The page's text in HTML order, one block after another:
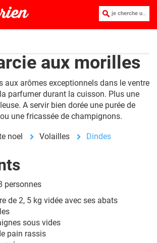
je cherche une recette :
aux morilles
aux arômes exceptionnels dans le ventre
parfumer durant la cuisson. Plus une
A servir bien dorée une purée de
une fricassée de champignons.
noel Volailles Dindes
personnes
de 2, 5 kg vidée avec ses abats
sous vides
pain rassis